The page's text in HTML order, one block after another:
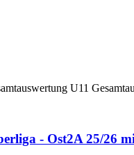
U11
- Ost2A 25/26